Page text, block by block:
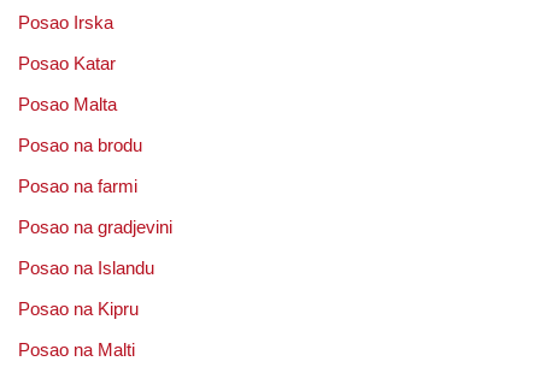
Posao Irska
Posao Katar
Posao Malta
Posao na brodu
Posao na farmi
Posao na gradjevini
Posao na Islandu
Posao na Kipru
Posao na Malti